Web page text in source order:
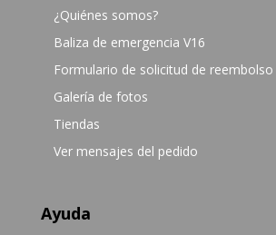
¿Quiénes somos?
Baliza de emergencia V16
Formulario de solicitud de reembolso
Galería de fotos
Tiendas
Ver mensajes del pedido
Ayuda